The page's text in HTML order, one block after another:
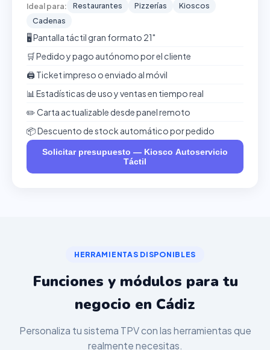
Ideal para: Restaurantes Pizzerías
Kioscos
Cadenas
🖥️ Pantalla táctil gran formato 21"
🛒 Pedido y pago autónomo por el cliente
🖨️ Ticket impreso o enviado al móvil
📊 Estadísticas de uso y ventas en tiempo real
✏️ Carta actualizable desde panel remoto
📦 Descuento de stock automático por pedido
Solicitar presupuesto — Kiosco Autoservicio
Táctil
HERRAMIENTAS DISPONIBLES
Funciones y módulos para tu
negocio en Cádiz
Personaliza tu sistema TPV con las herramientas que
realmente necesitas.